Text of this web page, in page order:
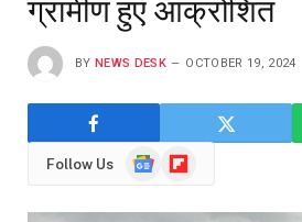
ग्रामीण हुए आक्रोशित
BY NEWS DESK OCTOBER 19, 2024
Follow Us
GoogleFlipboard